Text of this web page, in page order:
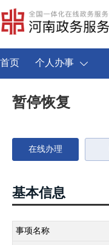
首页 个人办事
暂停恢复
在线办理
基本信息
事项名称